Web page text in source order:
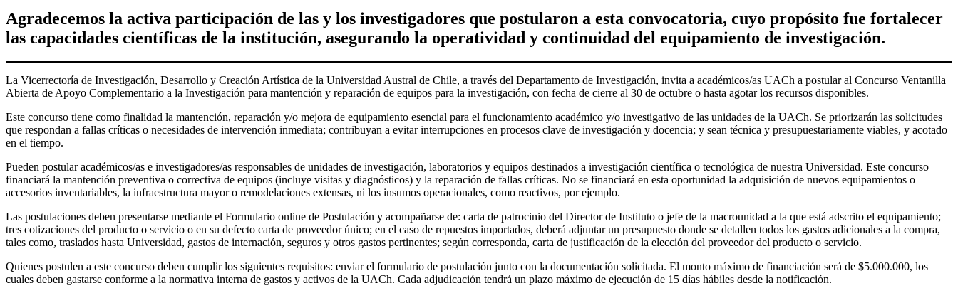
Agradecemos la activa participación de las y los investigadores que postularon a esta convocatoria, cuyo propósito fue fortalecer
las capacidades científicas de la institución, asegurando la operatividad y continuidad del equipamiento de investigación.
La Vicerrectoría de Investigación, Desarrollo y Creación Artística de la Universidad Austral de Chile, a través del Departamento de Investigación, invita a académicos/as UACh a postular al Concurso Ventanilla
Abierta de Apoyo Complementario a la Investigación para mantención y reparación de equipos para la investigación, con fecha de cierre al 30 de octubre o hasta agotar los recursos disponibles.
Este concurso tiene como finalidad la mantención, reparación y/o mejora de equipamiento esencial para el funcionamiento académico y/o investigativo de las unidades de la UACh. Se priorizarán las solicitudes
que respondan a fallas críticas o necesidades de intervención inmediata; contribuyan a evitar interrupciones en procesos clave de investigación y docencia; y sean técnica y presupuestariamente viables, y acotado
en el tiempo.
Pueden postular académicos/as e investigadores/as responsables de unidades de investigación, laboratorios y equipos destinados a investigación científica o tecnológica de nuestra Universidad. Este concurso
financiará la mantención preventiva o correctiva de equipos (incluye visitas y diagnósticos) y la reparación de fallas críticas. No se financiará en esta oportunidad la adquisición de nuevos equipamientos o
accesorios inventariables, la infraestructura mayor o remodelaciones extensas, ni los insumos operacionales, como reactivos, por ejemplo.
Las postulaciones deben presentarse mediante el Formulario online de Postulación y acompañarse de: carta de patrocinio del Director de Instituto o jefe de la macrounidad a la que está adscrito el equipamiento;
tres cotizaciones del producto o servicio o en su defecto carta de proveedor único; en el caso de repuestos importados, deberá adjuntar un presupuesto donde se detallen todos los gastos adicionales a la compra,
tales como, traslados hasta Universidad, gastos de internación, seguros y otros gastos pertinentes; según corresponda, carta de justificación de la elección del proveedor del producto o servicio.
Quienes postulen a este concurso deben cumplir los siguientes requisitos: enviar el formulario de postulación junto con la documentación solicitada. El monto máximo de financiación será de $5.000.000, los
cuales deben gastarse conforme a la normativa interna de gastos y activos de la UACh. Cada adjudicación tendrá un plazo máximo de ejecución de 15 días hábiles desde la notificación.